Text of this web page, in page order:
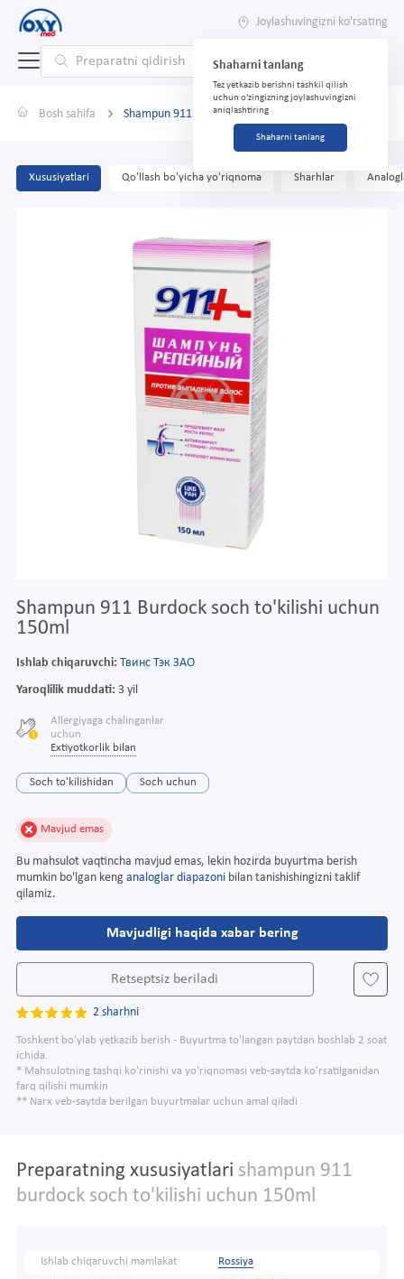
Joylashuvingizni ko'rsating
Shaharni tanlang
Tez yetkazib berishni tashkil qilish
uchun o'zingizning joylashuvingizni
aniqlashtiring
Shaharni tanlang
Bosh sahifa Shampun 911 Burdock soch to'kilishi uchun 150ml
Xususiyatlari Qo'llash bo'yicha yo'riqnoma Sharhlar
Shampun 911 Burdock soch to'kilishi uchun
150ml
Ishlab chiqaruvchi: Твинс Тэк ЗАО
Yaroqlilik muddati: 3 yil
Allergiyaga chalinganlar
uchun
Extiyotkorlik bilan
Soch to'kilishidan Soch uchun
Mavjud emas
Bu mahsulot vaqtincha mavjud emas, lekin hozirda buyurtma berish
mumkin bo'lgan keng analoglar diapazoni bilan tanishishingizni taklif
qilamiz.
Mavjudligi haqida xabar bering
Retseptsiz beriladi
2 sharhni
Toshkent bo'ylab yetkazib berish - Buyurtma to'langan paytdan boshlab 2 soat
ichida.
* Mahsulotning tashqi ko'rinishi va yo'riqnomasi veb-saytda ko'rsatilganidan
farq qilishi mumkin
** Narx veb-saytda berilgan buyurtmalar uchun amal qiladi
Preparatning xususiyatlari shampun 911
burdock soch to'kilishi uchun 150ml
Ishlab chiqaruvchi mamlakat Rossiya